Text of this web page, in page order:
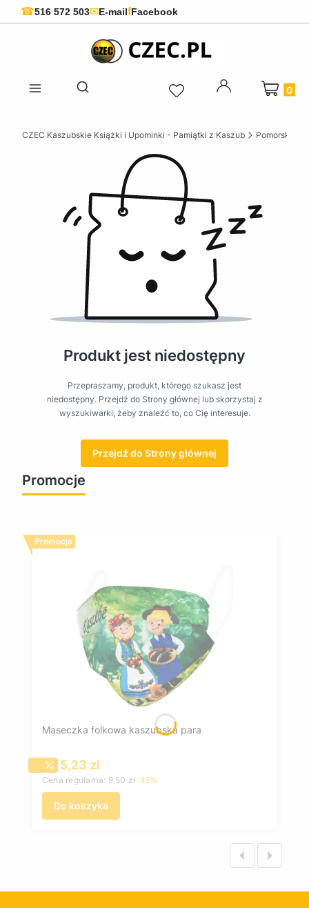
☎516 572 503✉E-mailfFacebook
Otwórz wyszukiwarkę
Produkty
CZEC Kaszubskie Książki i Upominki - Pamiątki z Kaszub Pomorskie
Produkt jest niedostępny
Przepraszamy, produkt, którego szukasz jest
niedostępny. Przejdź do Strony głównej lub skorzystaj z
wyszukiwarki, żeby znaleźć to, co Cię interesuje.
Przejdź do Strony głównej
Promocje
Promocja
Maseczka folkowa kaszubska para
Cena promocyjna
5,23 zł
Cena regularna: 9,50 zł-45%
Do koszyka